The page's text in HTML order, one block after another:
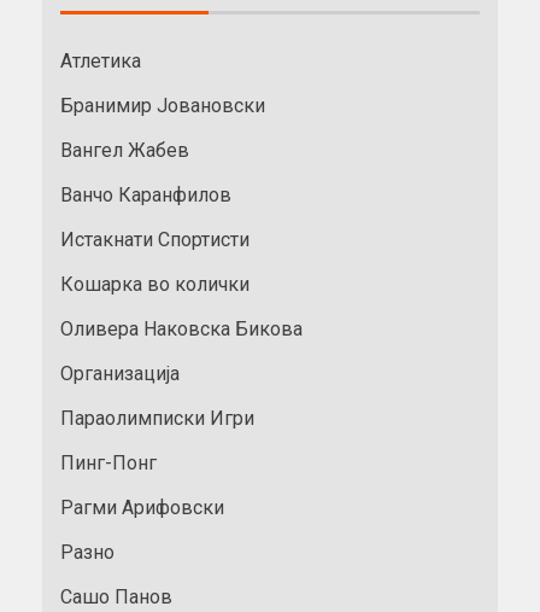
Атлетика
Бранимир Јовановски
Вангел Жабев
Ванчо Каранфилов
Истакнати Спортисти
Кошарка во колички
Оливера Наковска Бикова
Организација
Параолимписки Игри
Пинг-Понг
Рагми Арифовски
Разно
Сашо Панов